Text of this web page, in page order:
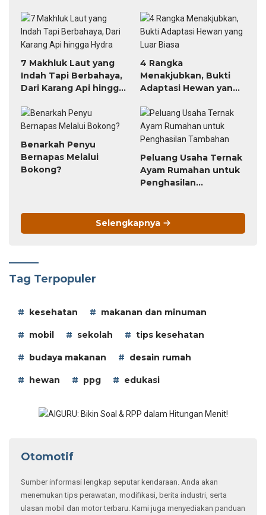
Mencengangkan
7 Makhluk Laut yang
Indah Tapi Berbahaya,
Dari Karang Api hingga
4 Rangka
Menakjubkan, Bukti
Adaptasi Hewan yang
Benarkah Penyu
Bernapas Melalui
Bokong?
Peluang Usaha Ternak
Ayam Rumahan untuk
Penghasilan
Selengkapnya
Tag Terpopuler
kesehatan makanan dan minuman
mobil sekolah tips kesehatan
budaya makanan desain rumah
hewan ppg edukasi
Otomotif
Sumber informasi lengkap seputar kendaraan. Anda akan
menemukan tips perawatan, modifikasi, berita industri, serta
ulasan mobil dan motor terbaru. Kami juga menyediakan panduan